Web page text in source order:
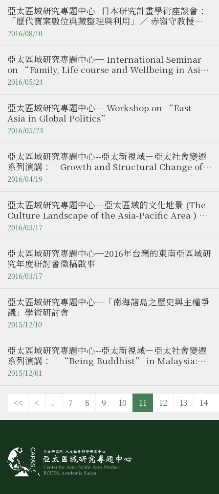
亞太區域研究專題中心--日本研究計畫學術座談會：
「歷代寶案數位典藏整理與利用」／ 赤嶺守教授
（琉球大學教授）、麻生伸一教授（沖繩縣立藝術大
學教授）
2016/08/10
亞太區域研究專題中心─ International Seminar
on “Family, Life course and Wellbeing in Asia
and Beyond”
2016/05/24
亞太區域研究專題中心─ Workshop on “East
Asia in Global Politics”
2016/05/23
亞太區域研究專題中心--亞太新視域－亞太社會變遷
系列演講：「Growth and Structural Change of
Indonesian Migration to Taiwan: Significance
and Implications」／ 蔡青龍教授（淡江大學亞洲
2016/04/19
亞太區域研究專題中心─亞太區域的文化地景 (The
Culture Landscape of the Asia-Pacific Area ) 徵
稿啟事
2016/03/17
亞太區域研究專題中心─2016年台灣的東南亞區域研
究年度研討會徵稿啟事
2016/03/17
亞太區域研究專題中心─「南海諸島之歷史與主權爭
議」學術研討會
2015/12/10
亞太區域研究專題中心--亞太新視域－亞太社會變遷
系列演講：「“Being Buddhist” in Malaysia:
Chuk Mor’s Reforms」／ Mr. Jack Meng-Tat
Chia (謝明達)（Ph.D. Candidate in Dept. of
History, Cornell University）
2015/12/01
<< < .. 7 8 9 10 11 12 13 14